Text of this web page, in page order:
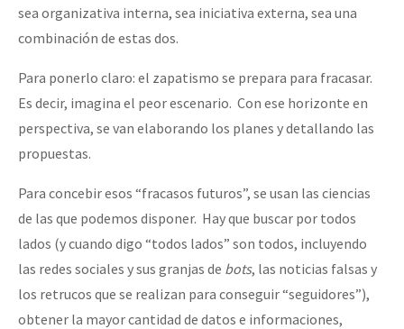
sea organizativa interna, sea iniciativa externa, sea una
combinación de estas dos.
Para ponerlo claro: el zapatismo se prepara para fracasar.
Es decir, imagina el peor escenario. Con ese horizonte en
perspectiva, se van elaborando los planes y detallando las
propuestas.
Para concebir esos “fracasos futuros”, se usan las ciencias
de las que podemos disponer. Hay que buscar por todos
lados (y cuando digo “todos lados” son todos, incluyendo
las redes sociales y sus granjas de bots, las noticias falsas y
los retrucos que se realizan para conseguir “seguidores”),
obtener la mayor cantidad de datos e informaciones,